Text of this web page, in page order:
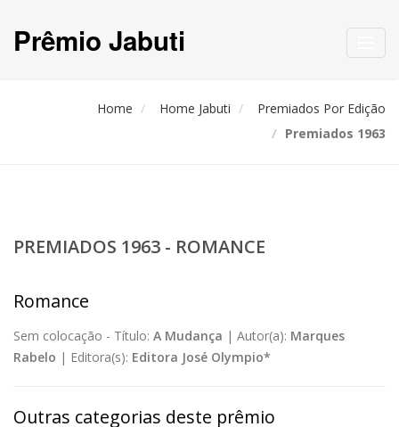
Prêmio Jabuti
Home Home Jabuti
Premiados Por Edição
Premiados 1963
PREMIADOS 1963 - ROMANCE
Romance
Sem colocação - Título: A Mudança | Autor(a): Marques
Rabelo | Editora(s): Editora José Olympio*
Outras categorias deste prêmio